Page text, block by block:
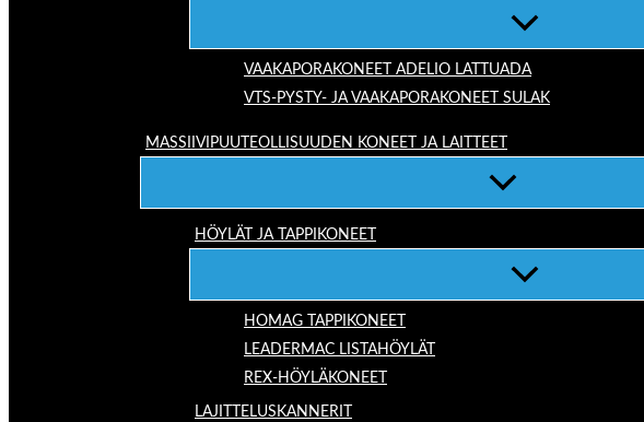
VAAKAPORAKONEET ADELIO LATTUADA
VTS-PYSTY- JA VAAKAPORAKONEET SULAK
MASSIIVIPUUTEOLLISUUDEN KONEET JA LAITTEET
HÖYLÄT JA TAPPIKONEET
HOMAG TAPPIKONEET
LEADERMAC LISTAHÖYLÄT
REX-HÖYLÄKONEET
LAJITTELUSKANNERIT